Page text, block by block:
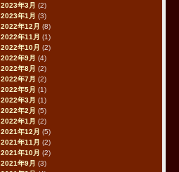
2023年3月 (2)
2023年1月 (3)
2022年12月 (8)
2022年11月 (1)
2022年10月 (2)
2022年9月 (4)
2022年8月 (2)
2022年7月 (2)
2022年5月 (1)
2022年3月 (1)
2022年2月 (5)
2022年1月 (2)
2021年12月 (5)
2021年11月 (2)
2021年10月 (2)
2021年9月 (3)